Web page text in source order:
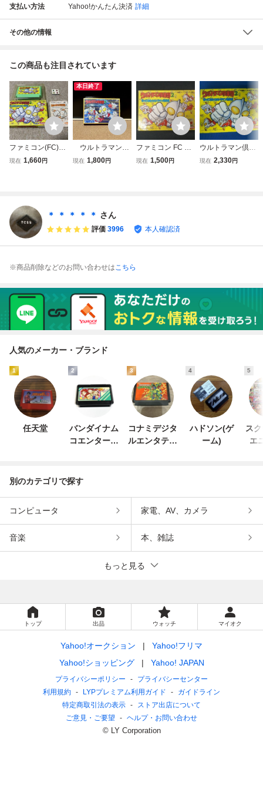
支払い方法 Yahoo!かんたん決済 詳細
その他の情報
この商品も注目されています
ファミコン(FC)
「ウルトラマン倶
現在 1,660円
本日終了
ウルトラマン倶
楽部３ ファミコ
ット 任天堂 Ｙ
ＵＴＡＫＡ
現在 1,800円
ファミコン FC ウ
ルトラマン倶楽部
現在 1,500円
ウルトラマン倶楽
部2 ファミコン
現在 2,330円
＊ ＊ ＊ ＊ ＊ さん
評価 3996 本人確認済
※商品削除などのお問い合わせはこちら
人気のメーカー・ブランド
1
任天堂
2
バンダイナム
コエンターテ
3
コナミデジタ
ルエンタテイ
4
ハドソン(ゲ
ーム)
5
ス
エ
別のカテゴリで探す
コンピュータ 家電、AV、カメラ
音楽 本、雑誌
もっと見る
トップ 出品 ウォッチ マイオク
Yahoo!オークション
Yahoo!フリマ
Yahoo!ショッピング
Yahoo! JAPAN
プライバシーポリシー
プライバシーセンター
利用規約
LYPプレミアム利用ガイド
ガイドライン
特定商取引法の表示
ストア出店について
ご意見・ご要望
ヘルプ・お問い合わせ
© LY Corporation